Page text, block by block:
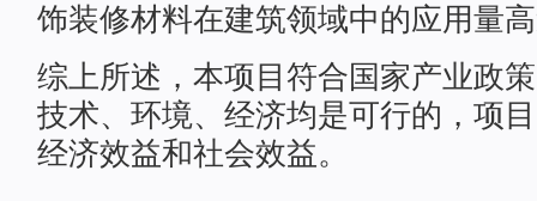
饰装修材料在建筑领域中的应用量
综上所述，本项目符合国家产业政
技术、环境、经济均是可行的，项
经济效益和社会效益。